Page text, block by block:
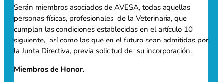
Serán miembros asociados de AVESA, todas aquellas
personas físicas, profesionales de la Veterinaria, que
cumplan las condiciones establecidas en el artículo 10
siguiente, así como las que en el futuro sean admitidas por
la Junta Directiva, previa solicitud de su incorporación.
Miembros de Honor.